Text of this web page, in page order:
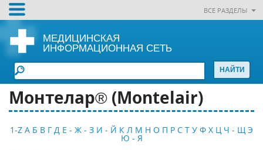
ВСЕ РАЗДЕЛЫ
МЕДИЦИНСКАЯ
ИНФОРМАЦИОННАЯ СЕТЬ
Монтелар® (Montelair)
1-Z А Б В Г Д Е - Ж - З И - Й К Л М Н О П Р С Т У Ф Х Ц Ч - Щ Э
Ю - Я